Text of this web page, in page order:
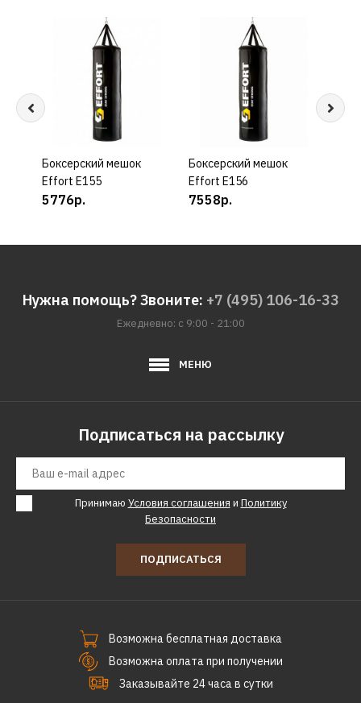
КУПИТЬ
Боксерский мешок
Effort E155
5776р.
КУПИТЬ
Боксерский мешок
Effort E156
7558р.
Нужна помощь? Звоните: +7 (495) 106-16-33
Ежедневно: с 9:00 - 21:00
МЕНЮ
Подписаться на рассылку
Принимаю Условия соглашения и Политику
Безопасности
ПОДПИСАТЬСЯ
Возможна бесплатная доставка
Возможна оплата при получении
Заказывайте 24 часа в сутки